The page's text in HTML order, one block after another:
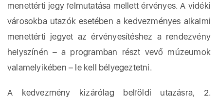
menettérti jegy felmutatása mellett érvényes. A vidéki
városokba utazók esetében a kedvezményes alkalmi
menettérti jegyet az érvényesítéshez a rendezvény
helyszínén – a programban részt vevő múzeumok
valamelyikében – le kell bélyegeztetni.
A kedvezmény kizárólag belföldi utazásra, 2.